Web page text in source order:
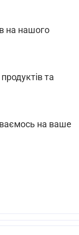
на нашого
та
на ваше